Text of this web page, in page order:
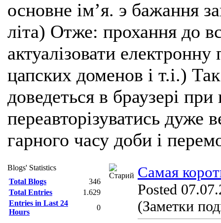
основне імʼя. э бажання
літа) Отже: прохання до
актуалізовати
цапских доменов і т.і.)
доведеться в браузері
переавторізуватись
гарного часу доби і
Самая
Posted
(Заметки
Blogs' Statistics
Total Blogs
346
Total Entries
1.629
Entries in Last 24
Hours
0